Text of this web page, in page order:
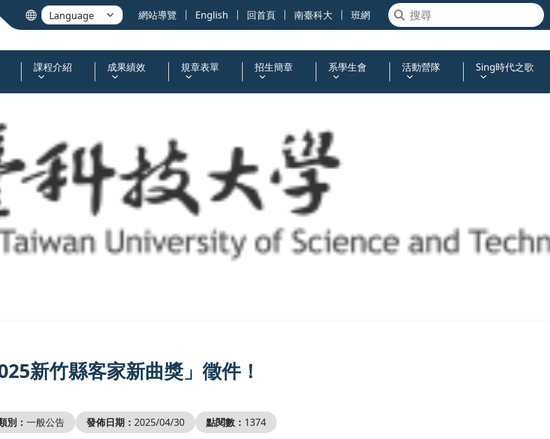
網站導覽 English 回首頁 南臺科大 班網
課程介紹 成果績效 規章表單 招生簡章 系學生會 活動營隊 Sing時代之歌
新竹縣客家新曲獎」徵件！
別： 一般公告 發佈日期： 2025/04/30 點閱數： 1374